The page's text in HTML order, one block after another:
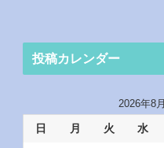
投稿カレンダー
2026年8月
日 月 火 水